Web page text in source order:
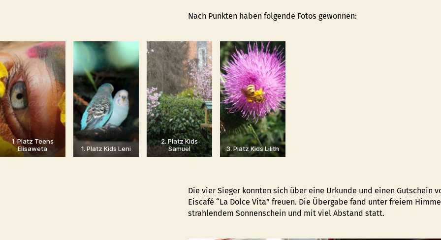
Nach Punkten haben folgende Fotos gewonnen:
1. Platz Teens
Elisaweta
1. Platz Kids Leni
2. Platz Kids
Samuel
3. Platz Kids Lilith
Die vier Sieger konnten sich über eine Urkunde und einen Gutschein
Eiscafé “La Dolce Vita” freuen. Die Übergabe fand unter freiem
strahlendem Sonnenschein und mit viel Abstand statt.